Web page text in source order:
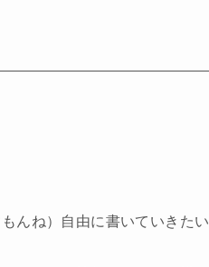
んね）自由に書いていきたい